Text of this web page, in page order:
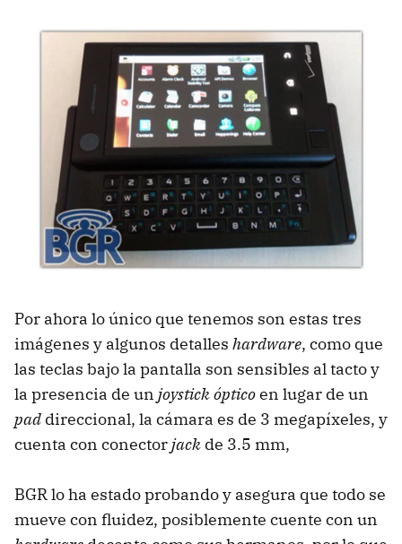
Por ahora lo único que tenemos son estas tres
imágenes y algunos detalles hardware, como que
las teclas bajo la pantalla son sensibles al tacto y
la presencia de un joystick ópticoen lugar de un
pad direccional, la cámara es de 3 megapíxeles, y
cuenta con conectorjack de 3.5 mm,
BGRlo ha estado probando y asegura que todo se
mueve con fluidez, posiblemente cuente con un